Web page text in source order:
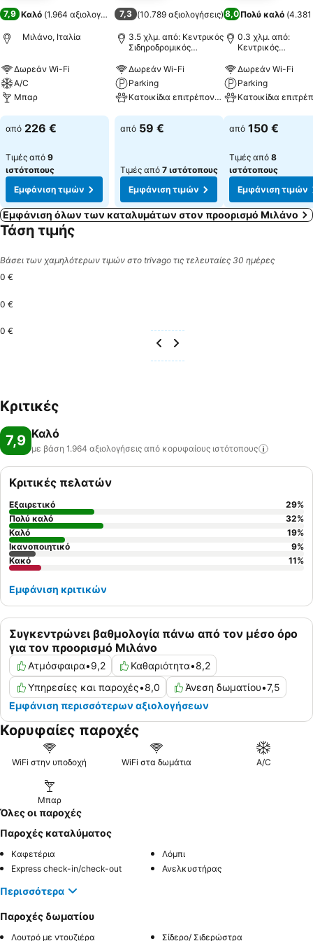
7,9 Καλό (1.964 αξιολογήσεις)
Μιλάνο, Ιταλία
Δωρεάν Wi-Fi
A/C
Μπαρ
Εμφάνιση τιμών
από 226 €
Τιμές από 9
ιστότοπους
Εμφάνιση τιμών
7,3 (10.789 αξιολογήσεις)
3.5 χλμ. από: Κεντρικός
Σιδηροδρομικός
Δωρεάν Wi-Fi
Parking
Κατοικίδια επιτρέπονται
Εμφάνιση τιμών
από 59 €
Τιμές από 7 ιστότοπους
Εμφάνιση τιμών
8,0 Πολύ καλό (4.381
0.3 χλμ. από:
Κεντρικός
Σταθμός του
Δωρεάν Wi-Fi
Parking
Εμφάνιση τιμών
από 150 €
Τιμές από 8
ιστότοπους
Εμφάνιση τιμών
Εμφάνιση όλων των καταλυμάτων στον προορισμό Μιλάνο
Τάση τιμής
Βάσει των χαμηλότερων τιμών στο trivago τις τελευταίες 30 ημέρες
0 €
0 €
0 €
Κριτικές
7,9 Καλό
με βάση 1.964 αξιολογήσεις από κορυφαίους ιστότοπους
Συγκεντρώνει βαθμολογία πάνω από τον μέσο όρο
για τον προορισμό Μιλάνο
Ατμόσφαιρα•9,2 Καθαριότητα•8,2
Υπηρεσίες και παροχές•8,0 Άνεση δωματίου•7,5
Εμφάνιση περισσότερων αξιολογήσεων
Κριτικές πελατών
Εξαιρετικό 29%
Πολύ καλό
32%
Καλό
19%
Ικανοποιητικό
9%
Κακό
11%
Εμφάνιση κριτικών
Κορυφαίες παροχές
WiFi στην υποδοχή WiFi στα δωμάτια A/C
Μπαρ
Όλες οι παροχές
Παροχές καταλύματος
Καφετέρια
Λόμπι
Express check-in/check-out
Ανελκυστήρας
Περισσότερα
Παροχές δωματίου
Λουτρό με ντουζιέρα Σίδερο/ Σιδερώστρα